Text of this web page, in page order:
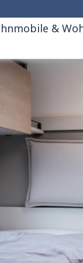
&